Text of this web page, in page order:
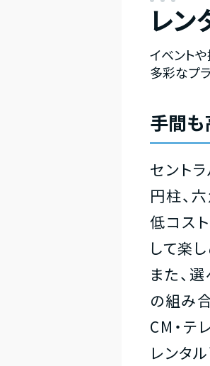
レン
イベント
多彩なプ
手間も
セント
円柱、
低コス
して楽し
また、
の組み
CM・テ
レンタ